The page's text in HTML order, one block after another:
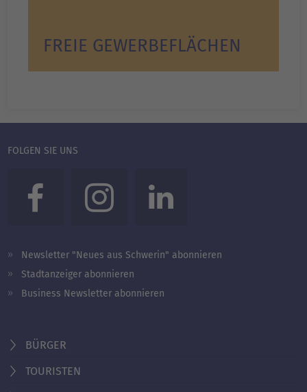
FREIE GEWERBEFLÄCHEN
FOLGEN SIE UNS
Newsletter "Neues aus Schwerin" abonnieren
Stadtanzeiger abonnieren
Business Newsletter abonnieren
BÜRGER
TOURISTEN